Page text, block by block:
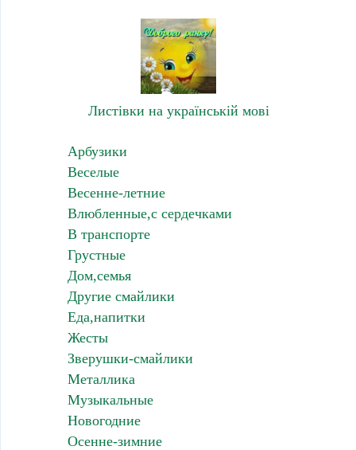
Листівки на українській мові
Арбузики
Веселые
Весенне-летние
Влюбленные,с сердечками
В транспорте
Грустные
Дом,семья
Другие смайлики
Еда,напитки
Жесты
Зверушки-смайлики
Металлика
Музыкальные
Новогодние
Осенне-зимние